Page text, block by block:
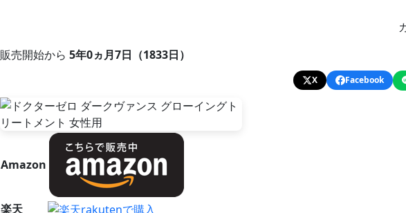
販売開始から 5年0ヵ月7日（1833日）
X Facebook
Amazon
楽天